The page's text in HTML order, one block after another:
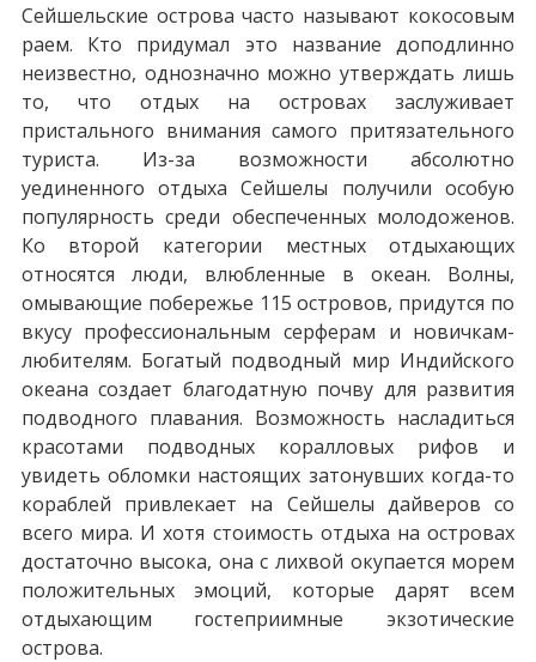
Сейшельские острова часто называют кокосовым
раем. Кто придумал это название доподлинно
неизвестно, однозначно можно утверждать лишь
то, что отдых на островах заслуживает
пристального внимания самого притязательного
туриста. Из-за возможности абсолютно
уединенного отдыха Сейшелы получили особую
популярность среди обеспеченных молодоженов.
Ко второй категории местных отдыхающих
относятся люди, влюбленные в океан. Волны,
омывающие побережье 115 островов, придутся по
вкусу профессиональным серферам и новичкам-
любителям. Богатый подводный мир Индийского
океана создает благодатную почву для развития
подводного плавания. Возможность насладиться
красотами подводных коралловых рифов и
увидеть обломки настоящих затонувших когда-то
кораблей привлекает на Сейшелы дайверов со
всего мира. И хотя стоимость отдыха на островах
достаточно высока, она с лихвой окупается морем
положительных эмоций, которые дарят всем
отдыхающим гостеприимные экзотические
острова.